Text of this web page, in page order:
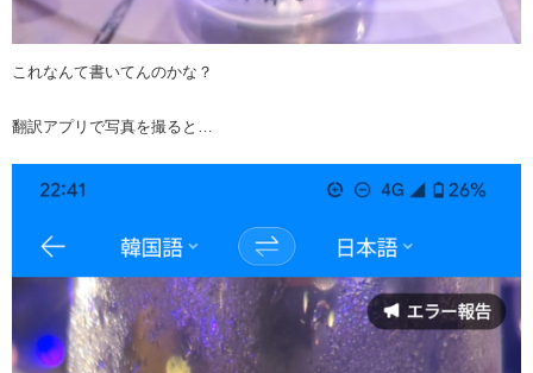
これなんて書いてんのかな？
翻訳アプリで写真を撮ると…